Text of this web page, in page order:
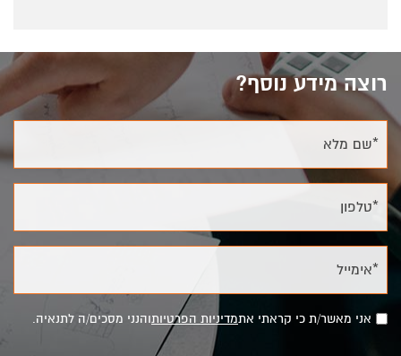
רוצה מידע נוסף?
*שם מלא
*טלפון
*אימייל
אני מאשר/ת כי קראתי אתמדיניות הפרטיותוהנני מסכים/ה לתנאיה.